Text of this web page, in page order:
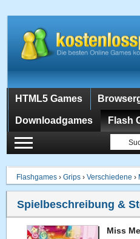
HTML5 Games
Downloadgames Flash
Flashgames ›Grips ›Verschiedene ›
Spielbeschreibung &
Miss